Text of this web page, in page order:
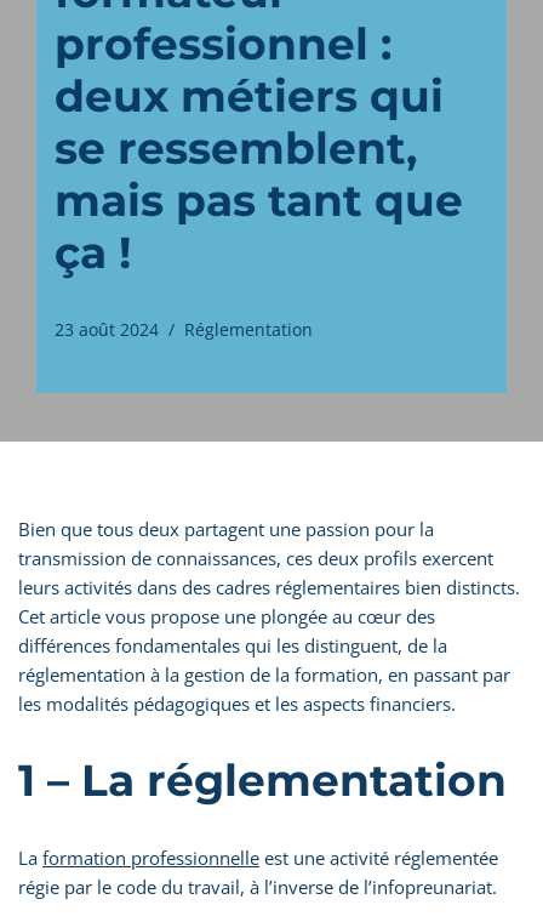
professionnel :
deux métiers qui
se ressemblent,
mais pas tant que
ça !
23 août 2024 Réglementation
Bien que tous deux partagent une passion pour la
transmission de connaissances, ces deux profils exercent
leurs activités dans des cadres réglementaires bien distincts.
Cet article vous propose une plongée au cœur des
différences fondamentales qui les distinguent, de la
réglementation à la gestion de la formation, en passant par
les modalités pédagogiques et les aspects financiers.
1 – La réglementation
La formation professionnelle est une activité réglementée
régie par le code du travail, à l’inverse de l’infopreunariat.